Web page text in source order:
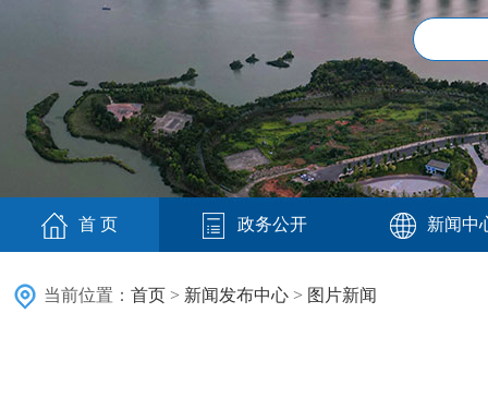
首 页 政务公开 新闻中
当前位置： 首页 > 新闻发布中心 > 图片新闻